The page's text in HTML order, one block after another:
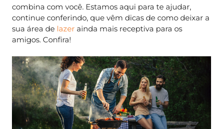
combina com você. Estamos aqui para te ajudar,
continue conferindo, que vêm dicas de como deixar a
sua área de lazer ainda mais receptiva para os
amigos. Confira!